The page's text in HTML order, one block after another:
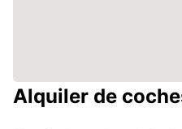
Alquiler de